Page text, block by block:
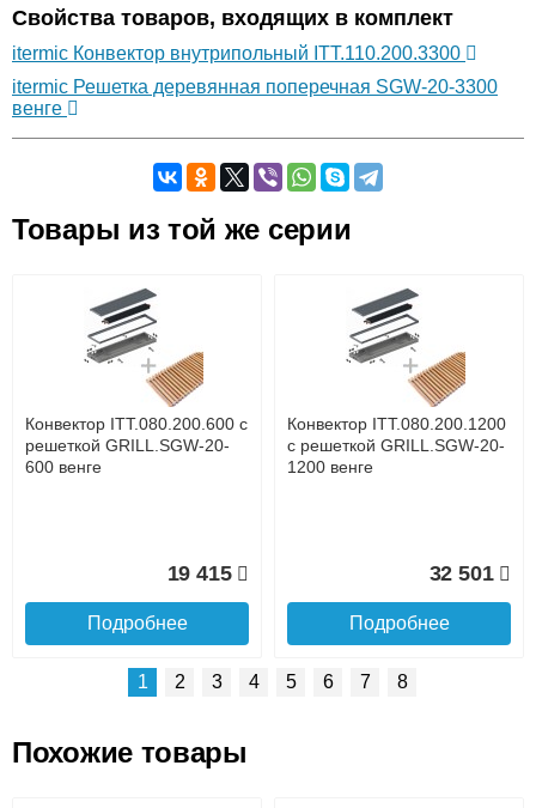
Свойства товаров, входящих в комплект
itermic Конвектор внутрипольный ITT.110.200.3300
itermic Решетка деревянная поперечная SGW-20-3300
венге
Оставьте отзыв
Доставка сантехники по Москве и Московской области
Наличный расчёт
Банковской картой на сайте в режиме реального
времени
Банковской картой при получении товара как при
доставке, так и самовывозом
Интернет-деньгами (Yandex-деньги, Web-money,
Qiwi-кошельки и другие).
Безналичный расчёт (возможно и с НДС)
Товары из той же серии
Конвектор ITT.080.200.600 с
решеткой GRILL.SGW-20-
600 венге
19 415
Подробнее
Конвектор ITT.080.200.1200
с решеткой GRILL.SGW-20-
1200 венге
32 501
Подробнее
1 2 3 4 5 6 7 8
Похожие товары